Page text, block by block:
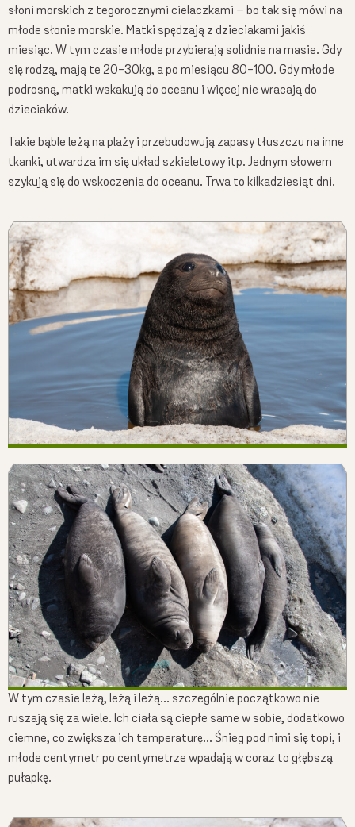
słoni morskich z tegorocznymi cielaczkami – bo tak się mówi na
młode słonie morskie. Matki spędzają z dzieciakami jakiś
miesiąc. W tym czasie młode przybierają solidnie na masie. Gdy
się rodzą, mają te 20-30kg, a po miesiącu 80-100. Gdy młode
podrosną, matki wskakują do oceanu i więcej nie wracają do
dzieciaków.
Takie bąble leżą na plaży i przebudowują zapasy tłuszczu na inne
tkanki, utwardza im się układ szkieletowy itp. Jednym słowem
szykują się do wskoczenia do oceanu. Trwa to kilkadziesiąt dni.
W tym czasie leżą, leżą i leżą… szczególnie początkowo nie
ruszają się za wiele. Ich ciała są ciepłe same w sobie, dodatkowo
ciemne, co zwiększa ich temperaturę… Śnieg pod nimi się topi, i
młode centymetr po centymetrze wpadają w coraz to głębszą
pułapkę.